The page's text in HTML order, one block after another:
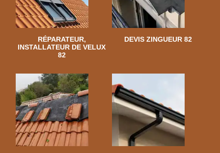
RÉPARATEUR,
INSTALLATEUR DE VELUX
82
DEVIS ZINGUEUR 82